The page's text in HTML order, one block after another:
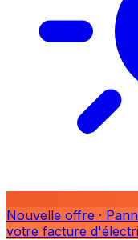
Nouvelle offre ·
votre facture